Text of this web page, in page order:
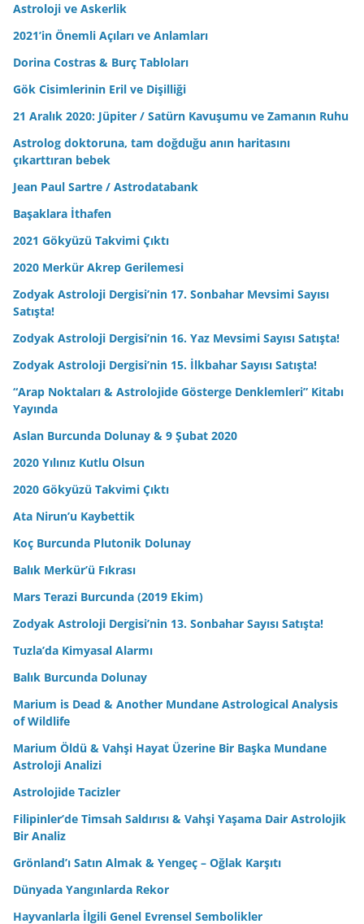
Astroloji ve Askerlik
2021’in Önemli Açıları ve Anlamları
Dorina Costras & Burç Tabloları
Gök Cisimlerinin Eril ve Dişilliği
21 Aralık 2020: Jüpiter / Satürn Kavuşumu ve Zamanın Ruhu
Astrolog doktoruna, tam doğduğu anın haritasını
çıkarttıran bebek
Jean Paul Sartre / Astrodatabank
Başaklara İthafen
2021 Gökyüzü Takvimi Çıktı
2020 Merkür Akrep Gerilemesi
Zodyak Astroloji Dergisi’nin 17. Sonbahar Mevsimi Sayısı
Satışta!
Zodyak Astroloji Dergisi’nin 16. Yaz Mevsimi Sayısı Satışta!
Zodyak Astroloji Dergisi’nin 15. İlkbahar Sayısı Satışta!
“Arap Noktaları & Astrolojide Gösterge Denklemleri” Kitabı
Yayında
Aslan Burcunda Dolunay & 9 Şubat 2020
2020 Yılınız Kutlu Olsun
2020 Gökyüzü Takvimi Çıktı
Ata Nirun’u Kaybettik
Koç Burcunda Plutonik Dolunay
Balık Merkür’ü Fıkrası
Mars Terazi Burcunda (2019 Ekim)
Zodyak Astroloji Dergisi’nin 13. Sonbahar Sayısı Satışta!
Tuzla’da Kimyasal Alarmı
Balık Burcunda Dolunay
Marium is Dead & Another Mundane Astrological Analysis
of Wildlife
Marium Öldü & Vahşi Hayat Üzerine Bir Başka Mundane
Astroloji Analizi
Astrolojide Tacizler
Filipinler’de Timsah Saldırısı & Vahşi Yaşama Dair Astrolojik
Bir Analiz
Grönland’ı Satın Almak & Yengeç – Oğlak Karşıtı
Dünyada Yangınlarda Rekor
Hayvanlarla İlgili Genel Evrensel Sembolikler